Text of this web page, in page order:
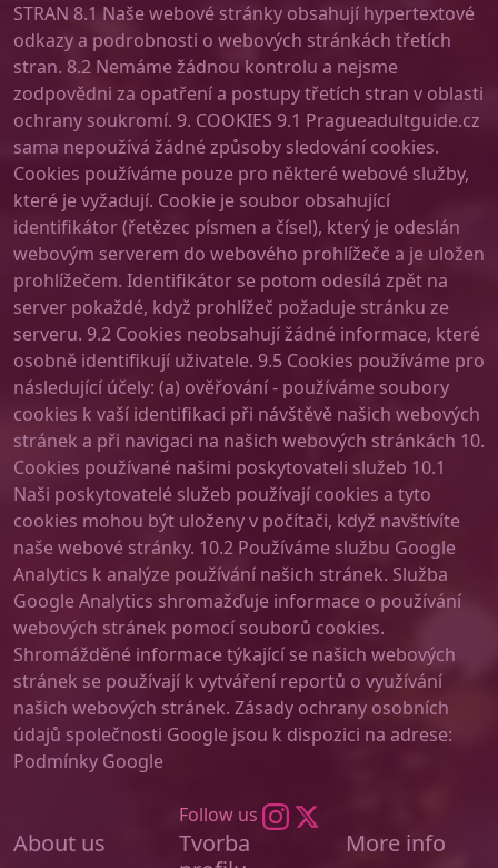
STRAN 8.1 Naše webové stránky obsahují hypertextové
odkazy a podrobnosti o webových stránkách třetích
stran. 8.2 Nemáme žádnou kontrolu a nejsme
zodpovědni za opatření a postupy třetích stran v oblasti
ochrany soukromí. 9. COOKIES 9.1 Pragueadultguide.cz
sama nepoužívá žádné způsoby sledování cookies.
Cookies používáme pouze pro některé webové služby,
které je vyžadují. Cookie je soubor obsahující
identifikátor (řetězec písmen a čísel), který je odeslán
webovým serverem do webového prohlížeče a je uložen
prohlížečem. Identifikátor se potom odesílá zpět na
server pokaždé, když prohlížeč požaduje stránku ze
serveru. 9.2 Cookies neobsahují žádné informace, které
osobně identifikují uživatele. 9.5 Cookies používáme pro
následující účely: (a) ověřování - používáme soubory
cookies k vaší identifikaci při návštěvě našich webových
stránek a při navigaci na našich webových stránkách 10.
Cookies používané našimi poskytovateli služeb 10.1
Naši poskytovatelé služeb používají cookies a tyto
cookies mohou být uloženy v počítači, když navštívíte
naše webové stránky. 10.2 Používáme službu Google
Analytics k analýze používání našich stránek. Služba
Google Analytics shromažďuje informace o používání
webových stránek pomocí souborů cookies.
Shromážděné informace týkající se našich webových
stránek se používají k vytváření reportů o využívání
našich webových stránek. Zásady ochrany osobních
údajů společnosti Google jsou k dispozici na adrese:
Podmínky Google
Follow us
About us
Tvorba
More info